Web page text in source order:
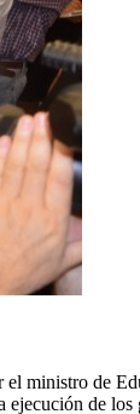
ministro de
de